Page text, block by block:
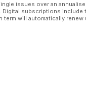
issues over an
subscriptions include
will automatically